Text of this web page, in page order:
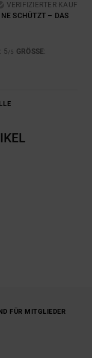
VERIFIZIERTER KAUF
SCHÜTZT – DAS
: 5/5 GRÖSSE :
FÜR MITGLIEDER